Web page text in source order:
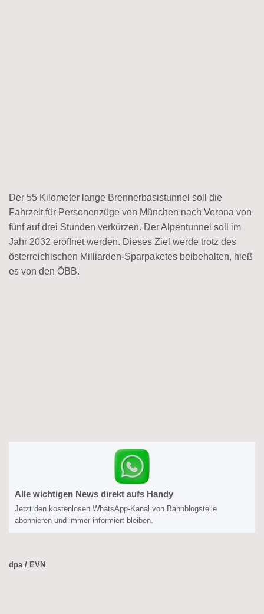
Der 55 Kilometer lange Brennerbasistunnel soll die
Fahrzeit für Personenzüge von München nach Verona von
fünf auf drei Stunden verkürzen. Der Alpentunnel soll im
Jahr 2032 eröffnet werden. Dieses Ziel werde trotz des
österreichischen Milliarden-Sparpaketes beibehalten, hieß
es von den ÖBB.
Alle wichtigen News direkt aufs Handy
Jetzt den kostenlosen WhatsApp-Kanal von Bahnblogstelle
abonnieren und immer informiert bleiben.
dpa / EVN